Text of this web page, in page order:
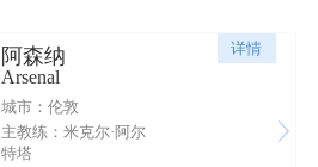
详情
阿森纳
Arsenal
城市：伦敦
主教练：米克尔·阿尔
特塔